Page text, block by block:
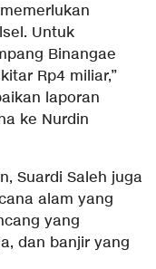
Untuk
Binangae
Rp4 miliar,”
laporan
ke Nurdin
Suardi Saleh juga
alam yang
yang
dan banjir yang